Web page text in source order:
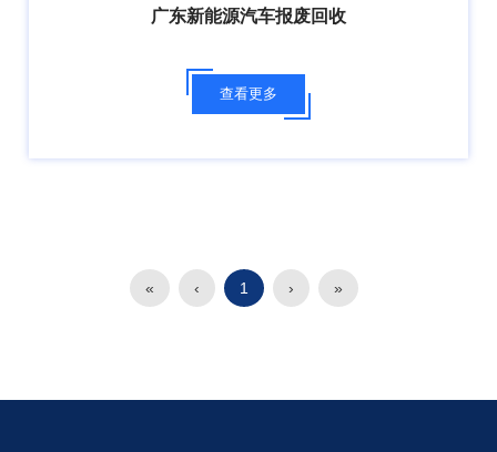
广东新能源汽车报废回收
查看更多
« ‹ 1 › »